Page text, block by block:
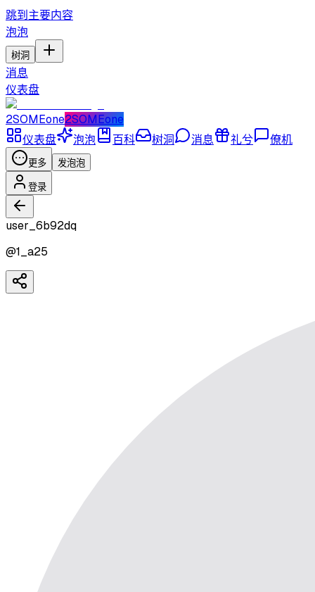
跳到主要内容
泡泡
树洞
消息
仪表盘
2SOMEone2SOMEone
仪表盘
泡泡 百科 树洞 消息 礼兮 僚机
更多 发泡泡
登录
user_6b92dq
@1_a25